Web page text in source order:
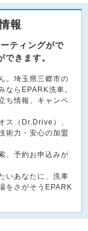
報
ティングがで
きます。
。埼玉県三郷市の
ならEPARK洗車。
ち情報、キャンペ
ス（Dr.Drive）、
術力・安心の加盟
、予約お申込みが
いあなたに、洗車
をさがそうEPARK